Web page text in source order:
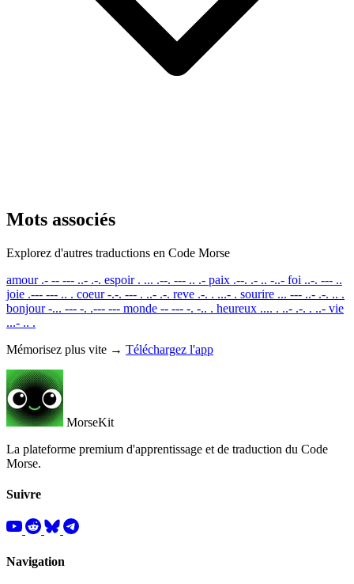
Mots associés
Explorez d'autres traductions en Code Morse
amour .- -- --- ..- .-. espoir . ... .--. --- .. .- paix .--. .- .. -..- foi ..-. --- ..
joie .--- --- .. . coeur -.-. --- . ..- .-. reve .-. . ...- . sourire ... --- ..- .-. .. .
bonjour -... --- -. .--- --- monde -- --- -. -.. . heureux .... . ..- .-. . ..- vie
...- .. .
Mémorisez plus vite → Téléchargez l'app
MorseKit
La plateforme premium d'apprentissage et de traduction du Code
Morse.
Suivre
Navigation